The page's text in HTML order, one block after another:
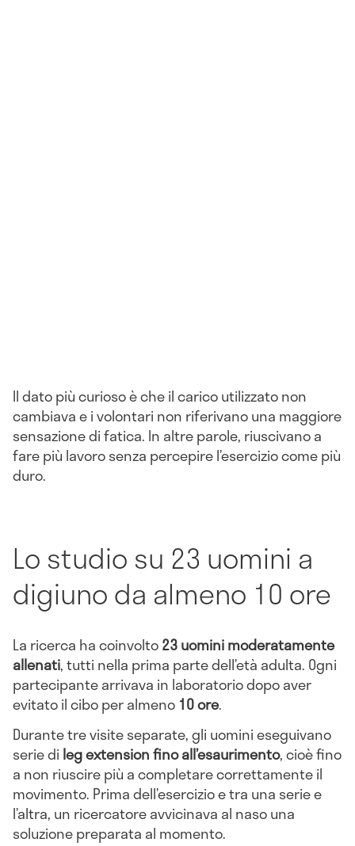
Il dato più curioso è che il carico utilizzato non
cambiava e i volontari non riferivano una maggiore
sensazione di fatica. In altre parole, riuscivano a
fare più lavoro senza percepire l’esercizio come più
duro.
Lo studio su 23 uomini a
digiuno da almeno 10 ore
La ricerca ha coinvolto23 uomini moderatamente
allenati, tutti nella prima parte dell’età adulta. Ogni
partecipante arrivava in laboratorio dopo aver
evitato il cibo per almeno 10 ore.
Durante tre visite separate, gli uomini eseguivano
serie di leg extension fino all’esaurimento, cioè fino
a non riuscire più a completare correttamente il
movimento. Prima dell’esercizio e tra una serie e
l’altra, un ricercatore avvicinava al naso una
soluzione preparata al momento.